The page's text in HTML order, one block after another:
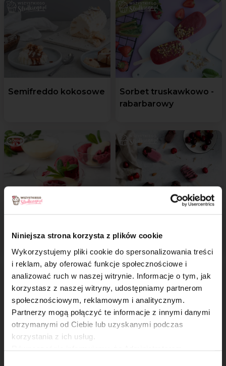
Niniejsza strona korzysta z plików cookie
Wykorzystujemy pliki cookie do spersonalizowania treści
i reklam, aby oferować funkcje społecznościowe i
analizować ruch w naszej witrynie. Informacje o tym, jak
korzystasz z naszej witryny, udostępniamy partnerom
społecznościowym, reklamowym i analitycznym.
Partnerzy mogą połączyć te informacje z innymi danymi
otrzymanymi od Ciebie lub uzyskanymi podczas
korzystania z ich usług.
Semifreddo kokosowe
Sorbet truskawkowo -
rabarbarowy
waniliowym
z czekoladą
×